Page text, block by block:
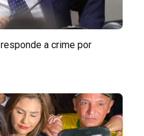
a crime por